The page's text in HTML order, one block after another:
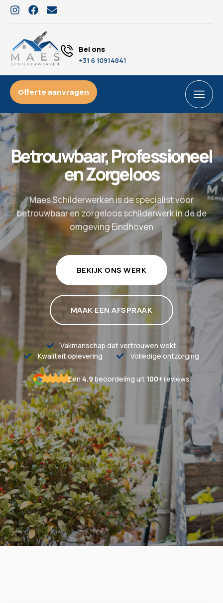
Bel ons
+31 6 10914841
Offerte aanvragen
Betrouwbaar, Professioneel
en Zorgeloos
Maes Schilderwerken is de specialist voor
betrouwbaar en zorgeloos schilderwerk in de de
omgeving Eindhoven
BEKIJK ONS WERK
MAAK EEN AFSPRAAK
Vakmanschap dat vertrouwen wekt​
Kwaliteit oplevering
Volledige ontzorging
Een 4.9 beoordeling uit 100+ reviews.